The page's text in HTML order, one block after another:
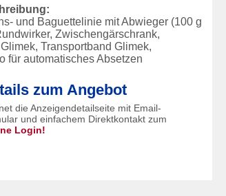
und Baguettelinie mit Abwieger (100 g
Zwischengärschrank,
Transportband Glimek,
für automatisches Absetzen
zum Angebot
die Anzeigendetailseite mit Email-
und einfachem Direktkontakt zum
Login!